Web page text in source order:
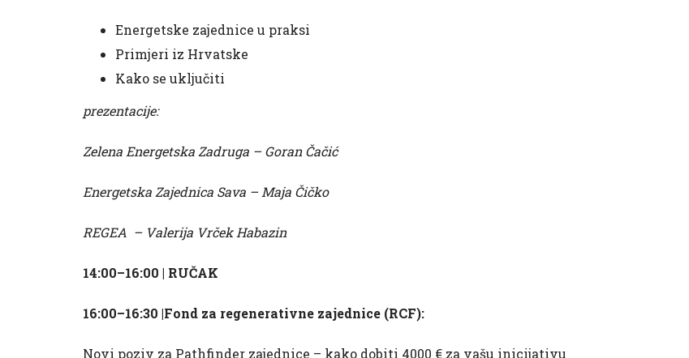
Energetske zajednice u praksi
Primjeri iz Hrvatske
Kako se uključiti
prezentacije:
Zelena Energetska Zadruga – Goran Čačić
Energetska Zajednica Sava – Maja Čičko
REGEA – Valerija Vrček Habazin
14:00–16:00 | RUČAK
16:00–16:30 |Fond za regenerativne zajednice (RCF):
Novi poziv za Pathfinder zajednice – kako dobiti 4000 € za vašu inicijativu